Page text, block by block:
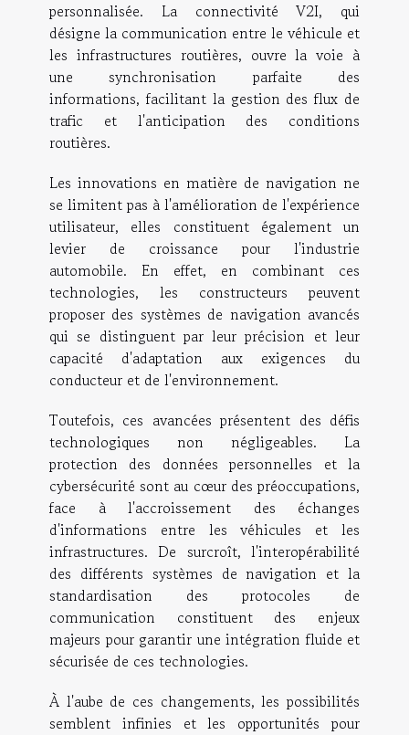
personnalisée. La connectivité V2I, qui
désigne la communication entre le véhicule et
les infrastructures routières, ouvre la voie à
une synchronisation parfaite des
informations, facilitant la gestion des flux de
trafic et l'anticipation des conditions
routières.
Les innovations en matière de navigation ne
se limitent pas à l'amélioration de l'expérience
utilisateur, elles constituent également un
levier de croissance pour l'industrie
automobile. En effet, en combinant ces
technologies, les constructeurs peuvent
proposer des systèmes de navigation avancés
qui se distinguent par leur précision et leur
capacité d'adaptation aux exigences du
conducteur et de l'environnement.
Toutefois, ces avancées présentent des défis
technologiques non négligeables. La
protection des données personnelles et la
cybersécurité sont au cœur des préoccupations,
face à l'accroissement des échanges
d'informations entre les véhicules et les
infrastructures. De surcroît, l'interopérabilité
des différents systèmes de navigation et la
standardisation des protocoles de
communication constituent des enjeux
majeurs pour garantir une intégration fluide et
sécurisée de ces technologies.
À l'aube de ces changements, les possibilités
semblent infinies et les opportunités pour